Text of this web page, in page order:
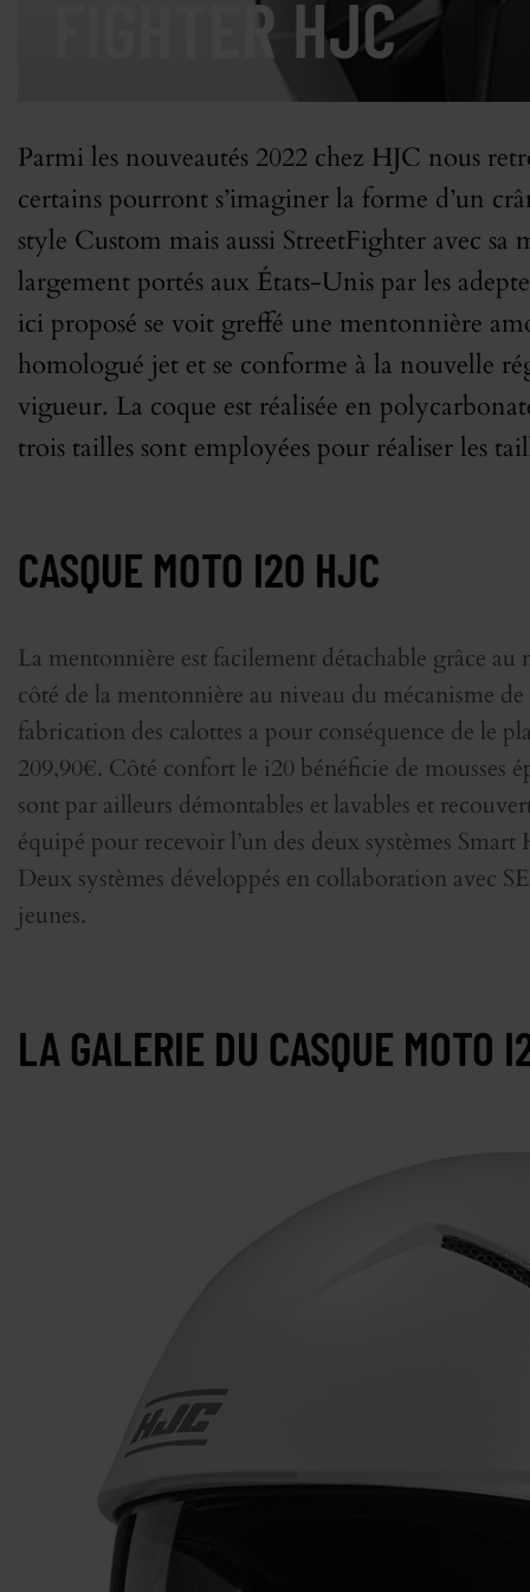
FIGHTER HJC
Parmi les nouveautés 2022 chez HJC nous
certains pourront s’imaginer la forme d’un
style Custom mais aussi StreetFighter avec sa
largement portés aux États-Unis par les
ici proposé se voit greffé une mentonnière
homologué jet et se conforme à la nouvelle
vigueur. La coque est réalisée en
trois tailles sont employées pour réaliser les
CASQUE MOTO I20 HJC
La mentonnière est facilement détachable grâce
côté de la mentonnière au niveau du mécanisme
fabrication des calottes a pour conséquence de le
209,90€. Côté confort le i20 bénéficie de mousses
sont par ailleurs démontables et lavables et
équipé pour recevoir l’un des deux systèmes
Deux systèmes développés en collaboration avec
jeunes.
LA GALERIE DU CASQUE MOTO